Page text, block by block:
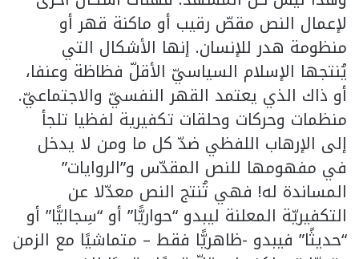
لإعمال النص مقصّ رقيب أو ماكنة قهر أو
منظومة هدر للإنسان. إنها الأشكال التي
يُنتجها الإسلام السياسيّ الأقلّ فظاظة وعنفا،
أو ذاك الذي يعتمد القهر النفسيّ والاجتماعيّ.
منظمات وحركات وحلقات تكفيرية لفظيا تلجأ
إلى الإرهاب اللفظي ضدّ كل ما ومن لا يدخل
في مفهومها للنص المقدّس و”الروايات”
المساندة له! فهي تُنتج النص معدّلا عن
التكفيريّة المعلنة ليبدو “حواريًّا” أو “سِجاليًّا” أو
“حديثًا” فيبدو -ظاهريًّا فقط – متماشيًا مع الزمن